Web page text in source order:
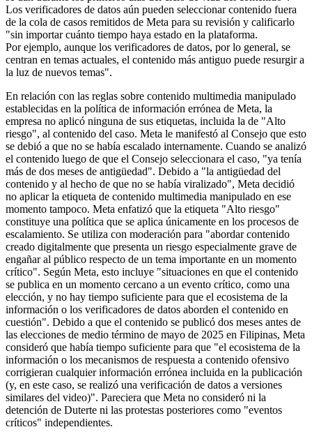
Los verificadores de datos aún pueden seleccionar contenido fuera
de la cola de casos remitidos de Meta para su revisión y calificarlo
"sin importar cuánto tiempo haya estado en la plataforma.
Por ejemplo, aunque los verificadores de datos, por lo general, se
centran en temas actuales, el contenido más antiguo puede resurgir a
la luz de nuevos temas".
En relación con las reglas sobre contenido multimedia manipulado
establecidas en la política de información errónea de Meta, la
empresa no aplicó ninguna de sus etiquetas, incluida la de "Alto
riesgo", al contenido del caso. Meta le manifestó al Consejo que esto
se debió a que no se había escalado internamente. Cuando se analizó
el contenido luego de que el Consejo seleccionara el caso, "ya tenía
más de dos meses de antigüedad". Debido a "la antigüedad del
contenido y al hecho de que no se había viralizado", Meta decidió
no aplicar la etiqueta de contenido multimedia manipulado en ese
momento tampoco. Meta enfatizó que la etiqueta "Alto riesgo"
constituye una política que se aplica únicamente en los procesos de
escalamiento. Se utiliza con moderación para "abordar contenido
creado digitalmente que presenta un riesgo especialmente grave de
engañar al público respecto de un tema importante en un momento
crítico". Según Meta, esto incluye "situaciones en que el contenido
se publica en un momento cercano a un evento crítico, como una
elección, y no hay tiempo suficiente para que el ecosistema de la
información o los verificadores de datos aborden el contenido en
cuestión". Debido a que el contenido se publicó dos meses antes de
las elecciones de medio término de mayo de 2025 en Filipinas, Meta
consideró que había tiempo suficiente para que "el ecosistema de la
información o los mecanismos de respuesta a contenido ofensivo
corrigieran cualquier información errónea incluida en la publicación
(y, en este caso, se realizó una verificación de datos a versiones
similares del video)". Pareciera que Meta no consideró ni la
detención de Duterte ni las protestas posteriores como "eventos
críticos" independientes.